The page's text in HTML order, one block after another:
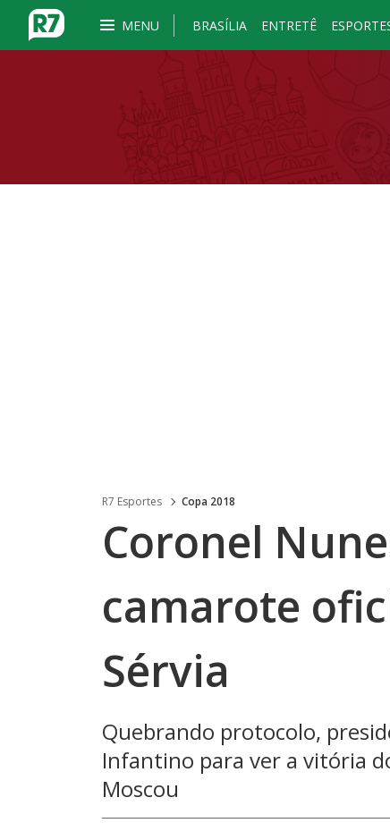
MENU BRASÍLIA ENTRETÊ
R7 Esportes Copa 2018
Coronel
camarote
Sérvia
Quebrando protocolo,
Infantino para ver a vitória
Moscou